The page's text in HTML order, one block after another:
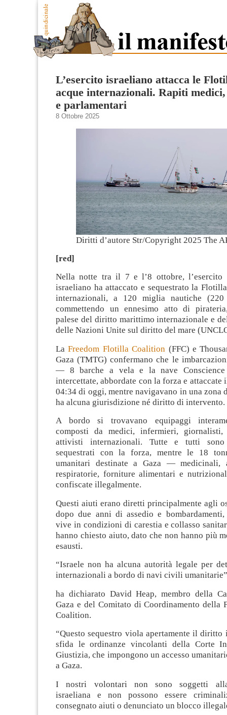
L’esercito israeliano attacca le
acque internazionali. Rapiti
e parlamentari
8 Ottobre 2025
Diritti d’autore Str/Copyright 2025 The
[red]
Nella notte tra il 7 e l’8 ottobre, l’esercito
israeliano ha attaccato e sequestrato la
internazionali, a 120 miglia nautiche
commettendo un ennesimo atto di
palese del diritto marittimo internazionale e
delle Nazioni Unite sul diritto del mare
LaFreedom Flotilla Coalition (FFC) e
Gaza (TMTG) confermano che le
— 8 barche a vela e la nave
intercettate, abbordate con la forza e attaccate
04:34 di oggi, mentre navigavano in una zona
ha alcuna giurisdizione né diritto di intervento.
A bordo si trovavano equipaggi
composti da medici, infermieri, giornalisti,
attivisti internazionali. Tutte e tutti
sequestrati con la forza, mentre le 18
umanitari destinate a Gaza — medicinali,
respiratorie, forniture alimentari e
confiscate illegalmente.
Questi aiuti erano diretti principalmente agli
dopo due anni di assedio e
vive in condizioni di carestia e collasso
hanno chiesto aiuto, dato che non hanno più
esausti.
“Israele non ha alcuna autorità legale per
internazionali a bordo di navi civili
ha dichiarato David Heap, membro della
Gaza e del Comitato di Coordinamento della
Coalition.
“Questo sequestro viola apertamente il diritto
sfida le ordinanze vincolanti della Corte
Giustizia, che impongono un accesso
a Gaza.
I nostri volontari non sono soggetti
israeliana e non possono essere
consegnato aiuti o denunciato un blocco